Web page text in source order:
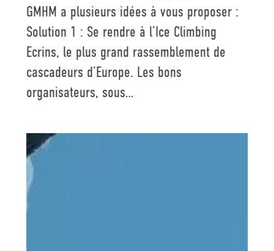
GMHM a plusieurs idées à vous proposer :
Solution 1 : Se rendre à l’Ice Climbing
Ecrins, le plus grand rassemblement de
cascadeurs d’Europe. Les bons
organisateurs, sous…